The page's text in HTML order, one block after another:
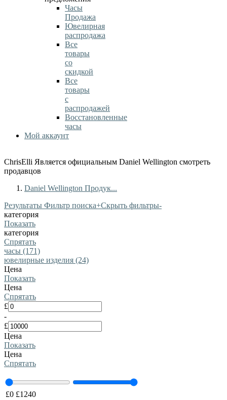
Часы
Продажа
Ювелирная
распродажа
Все
товары
со
скидкой
Все
товары
с
распродажей
Восстановленные
часы
Мой аккаунт
ChrisElli Является официальным Daniel Wellington смотреть
продавцов
Daniel Wellington Продук...
Результаты Фильтр поиска+Скрыть фильтры-
категория
Показать
категория
Спрятать
часы (171)
ювелирные изделия (24)
Цена
Показать
Цена
Спрятать
£
-
£
Цена
Показать
Цена
Спрятать
£0 £1240